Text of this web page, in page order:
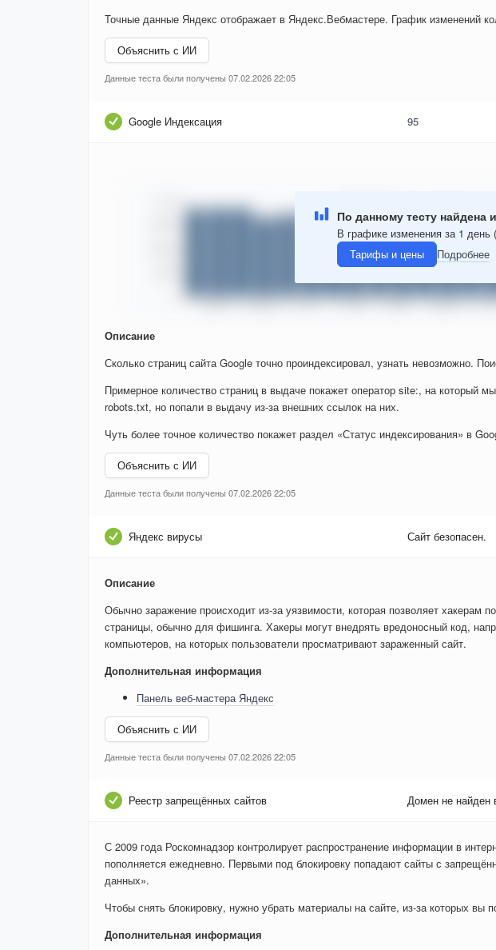
Точные данные Яндекс отображает в Яндекс.Вебмастере. График изменений
Объяснить с ИИ
Данные теста были получены 07.02.2026 22:05
Google Индексация 95
По данному тесту найдена
В графике изменения за 1
Тарифы и цены
Подробнее
Описание
Сколько страниц сайта Google точно проиндексировал, узнать невозможно.
Примерное количество страниц в выдаче покажет оператор site:, на который
robots.txt, но попали в выдачу из-за внешних ссылок на них.
Чуть более точное количество покажет раздел «Статус индексирования» в
Объяснить с ИИ
Данные теста были получены 07.02.2026 22:05
Яндекс вирусы Сайт безопасен.
Описание
Обычно заражение происходит из-за уязвимости, которая позволяет
страницы, обычно для фишинга. Хакеры могут внедрять вредоносный код,
компьютеров, на которых пользователи просматривают зараженный сайт.
Дополнительная информация
Панель веб-мастера Яндекс
Объяснить с ИИ
Данные теста были получены 07.02.2026 22:05
Реестр запрещённых сайтов Домен не найден
С 2009 года Роскомнадзор контролирует распространение информации в
пополняется ежедневно. Первыми под блокировку попадают сайты с
данных».
Чтобы снять блокировку, нужно убрать материалы на сайте, из-за которых
Дополнительная информация